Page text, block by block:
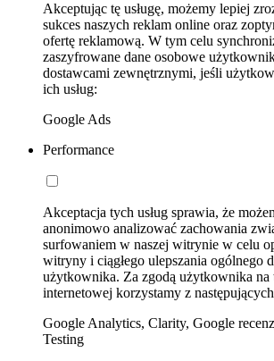
Akceptując tę usługę, możemy lepiej
sukces naszych reklam online oraz
ofertę reklamową. W tym celu
zaszyfrowane dane osobowe
dostawcami zewnętrznymi, jeśli
ich usług:
Google Ads
Performance
Akceptacja tych usług sprawia, że
anonimowo analizować zachowania
surfowaniem w naszej witrynie w celu
witryny i ciągłego ulepszania ogólnego
użytkownika. Za zgodą użytkownika na
internetowej korzystamy z
Google Analytics, Clarity, Google
Testing